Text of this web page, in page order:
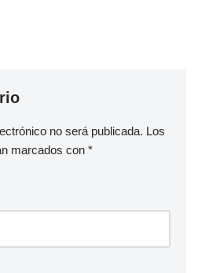
no será publicada. Los
marcados con *